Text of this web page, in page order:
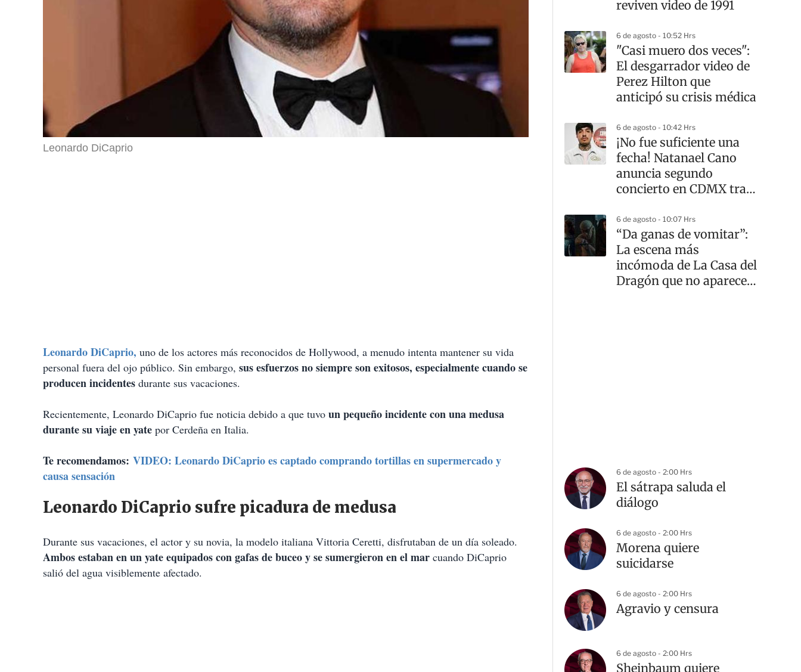
Leonardo DiCaprio
Leonardo DiCaprio, uno de los actores más reconocidos de Hollywood, a menudo intenta mantener su vida
personal fuera del ojo público. Sin embargo, sus esfuerzos no siempre son exitosos, especialmente cuando se
producen incidentes durante sus vacaciones.
Recientemente, Leonardo DiCaprio fue noticia debido a que tuvo un pequeño incidente con una medusa
durante su viaje en yate por Cerdeña en Italia.
Te recomendamos: VIDEO: Leonardo DiCaprio es captado comprando tortillas en supermercado y
causa sensación
Leonardo DiCaprio sufre picadura de medusa
Durante sus vacaciones, el actor y su novia, la modelo italiana Vittoria Ceretti, disfrutaban de un día soleado.
Ambos estaban en un yate equipados con gafas de buceo y se sumergieron en el mar cuando DiCaprio
salió del agua visiblemente afectado.
reviven video de 1991
6 de agosto - 10:52 Hrs
"Casi muero dos veces":
El desgarrador video de
Perez Hilton que
anticipó su crisis médica
6 de agosto - 10:42 Hrs
¡No fue suficiente una
fecha! Natanael Cano
anuncia segundo
concierto en CDMX tras
6 de agosto - 10:07 Hrs
“Da ganas de vomitar”:
La escena más
incómoda de La Casa del
Dragón que no aparece
6 de agosto - 2:00 Hrs
El sátrapa saluda el
diálogo
6 de agosto - 2:00 Hrs
Morena quiere
suicidarse
6 de agosto - 2:00 Hrs
Agravio y censura
6 de agosto - 2:00 Hrs
Sheinbaum quiere